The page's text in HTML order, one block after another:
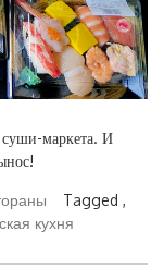
маркета. И
Tagged ,
кухня